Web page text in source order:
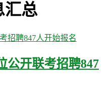
汇总
公开联考招聘847